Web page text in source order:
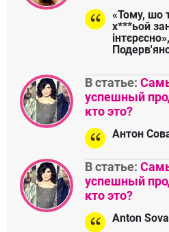
«Тому, шо
х***ьой
В статье:
успешный
кто это?
Антон
В статье:
успешный
кто это?
Anton Sova